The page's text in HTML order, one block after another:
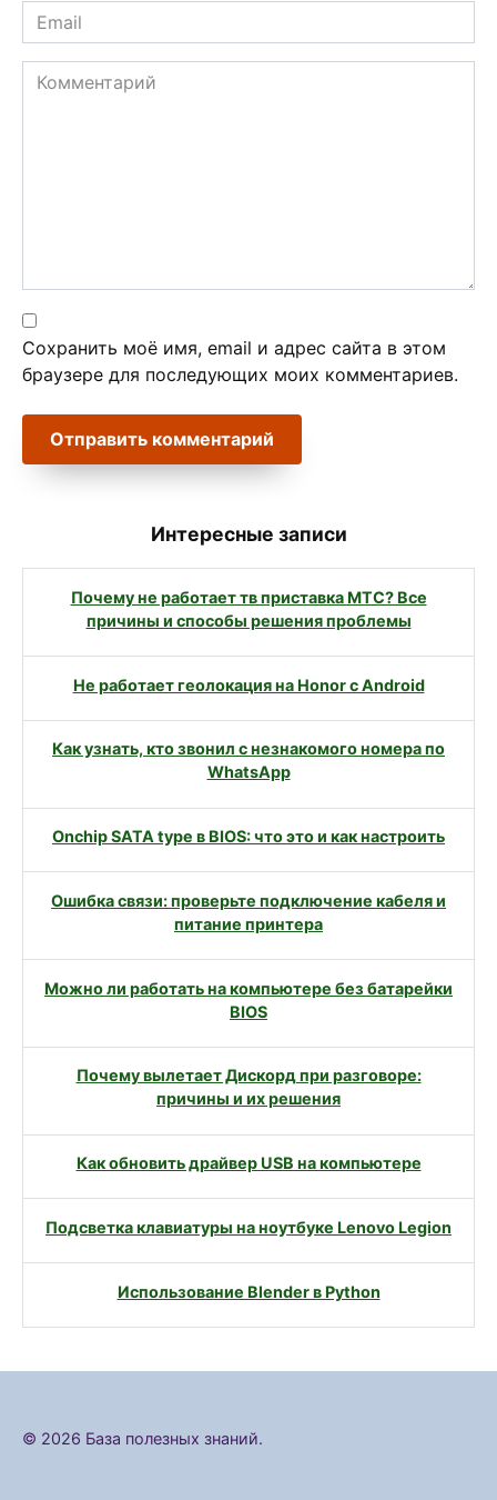
Email
*
Комментарий
Сохранить моё имя, email и адрес сайта в этом
браузере для последующих моих комментариев.
Интересные записи
Почему не работает тв приставка МТС? Все
причины и способы решения проблемы
Не работает геолокация на Honor с Android
Как узнать, кто звонил с незнакомого номера по
WhatsApp
Onchip SATA type в BIOS: что это и как настроить
Ошибка связи: проверьте подключение кабеля и
питание принтера
Можно ли работать на компьютере без батарейки
BIOS
Почему вылетает Дискорд при разговоре:
причины и их решения
Как обновить драйвер USB на компьютере
Подсветка клавиатуры на ноутбуке Lenovo Legion
Использование Blender в Python
© 2026 База полезных знаний.